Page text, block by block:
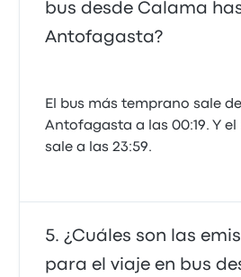
bus desde Calama
Antofagasta?
El bus más temprano sale
Antofagasta a las 00:19. Y
sale a las 23:59.
¿Cuáles son las
para el viaje en bus